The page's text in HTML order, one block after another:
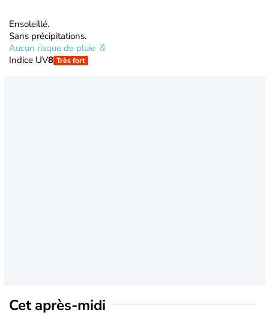
Ensoleillé.
Sans précipitations.
Aucun risque de pluie
Indice UV8 Très fort
Cet après-midi